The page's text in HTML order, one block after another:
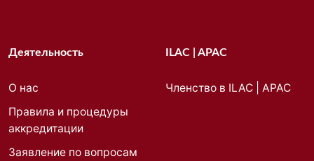
Деятельность
О нас
Правила и процедуры
аккредитации
Заявление по вопросам
ILAC | APAC
Членство в ILAC | APAC